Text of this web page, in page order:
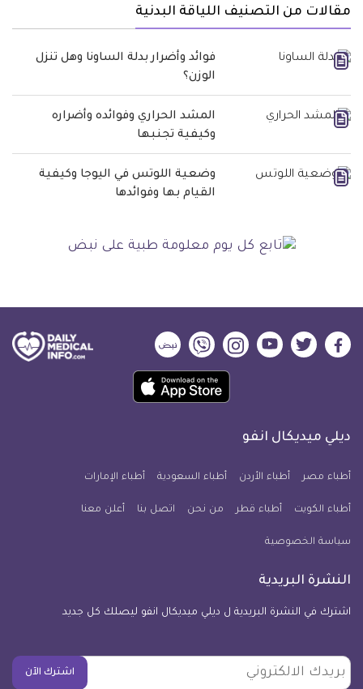
مقالات من التصنيف اللياقة البدنية
فوائد وأضرار بدلة الساونا وهل تنزل
الوزن؟
المشد الحراري وفوائده وأضراره
وكيفية تجنبها
وضعية اللوتس في اليوجا وكيفية
القيام بها وفوائدها
ديلي
فيسبوك
ديلي
تويتر
ديلي
ميديكال
يوتيوب
ديلي
ميديكال
انفو
ديلي
ميديكال
انفو
ديلي
ميديكال
انفو
حمل
تطبيق
معلومة
للآيفون
ديلي ميديكال انفو
أطباء مصر أطباء الأردن أطباء السعودية أطباء الإمارات
أطباء الكويت أطباء قطر من نحن اتصل بنا أعلن معنا
سياسة الخصوصية
النشرة البريدية
اشترك في النشرة البريدية ل ديلي ميديكال انفو ليصلك كل جديد
بريدك
اشترك الآن